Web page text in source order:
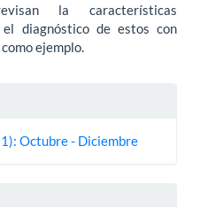
la características
el diagnóstico de estos con
ejemplo.
Octubre - Diciembre